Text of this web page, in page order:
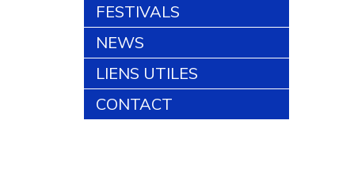
FESTIVALS
NEWS
LIENS UTILES
CONTACT